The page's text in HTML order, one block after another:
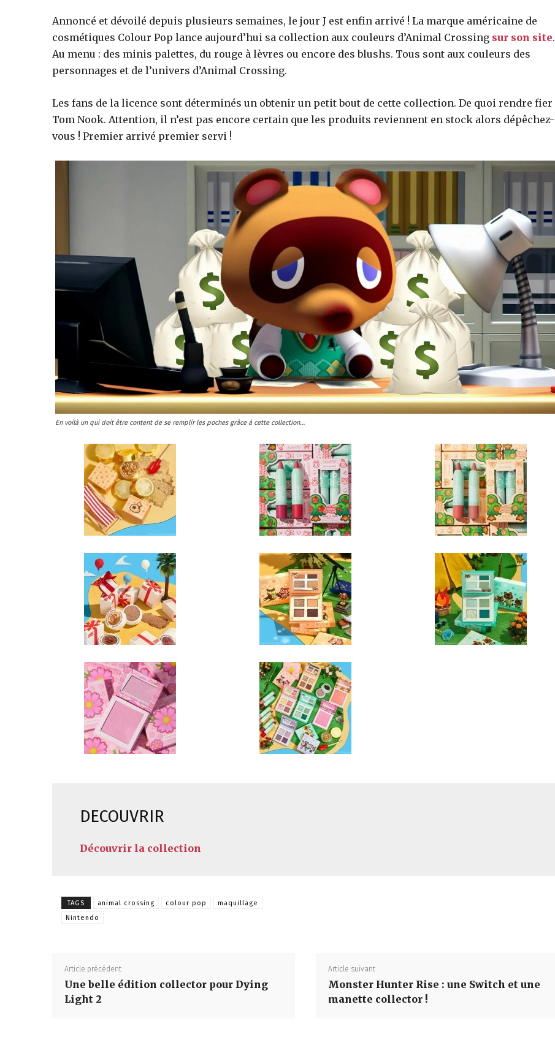
jeux
série
tv,
figurines,
statuettes
Annoncé et dévoilé depuis plusieurs semaines, le jour J est enfin arrivé ! La marque américaine de
cosmétiques Colour Pop lance aujourd’hui sa collection aux couleurs d’Animal Crossing sur son site.
Au menu : des minis palettes, du rouge à lèvres ou encore des blushs. Tous sont aux couleurs des
personnages et de l’univers d’Animal Crossing.
Les fans de la licence sont déterminés un obtenir un petit bout de cette collection. De quoi rendre fier
Tom Nook. Attention, il n’est pas encore certain que les produits reviennent en stock alors dépêchez-
vous ! Premier arrivé premier servi !
En voilà un qui doit être content de se remplir les poches grâce à cette collection…
DECOUVRIR
Découvrir la collection
TAGS animal crossing colour pop
maquillage
Nintendo
Article précédent
Une belle édition collector pour Dying
Light 2
Article suivant
Monster Hunter Rise : une Switch et une
manette collector !